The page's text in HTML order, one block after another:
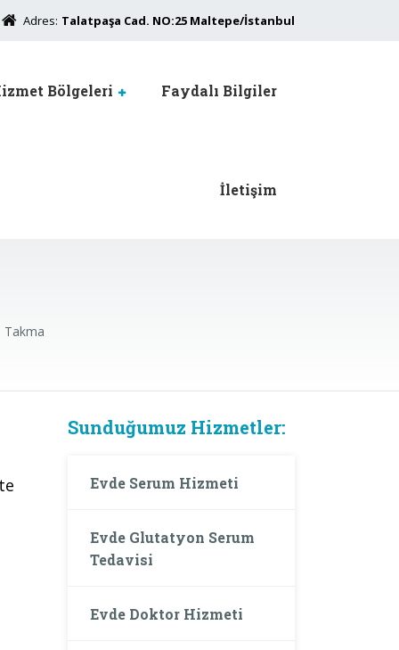
Adres: Talatpaşa Cad. NO:25 Maltepe/İstanbul
Bölgeleri Faydalı Bilgiler
İletişim
Takma
Sunduğumuz Hizmetler:
Evde Serum Hizmeti
Evde Glutatyon Serum
Tedavisi
Evde Doktor Hizmeti